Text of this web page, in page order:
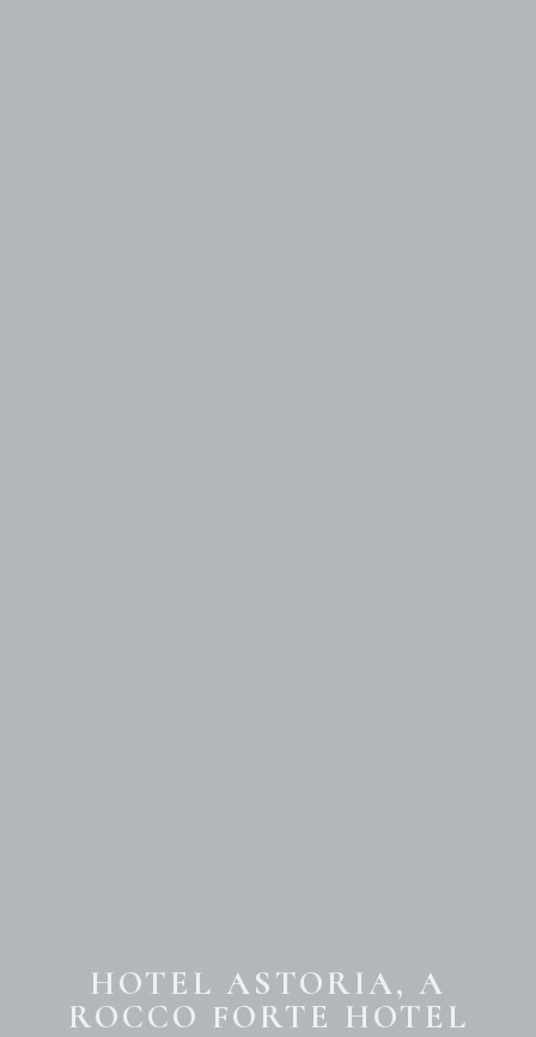
HOTEL ASTORIA, A
ROCCO FORTE HOTEL